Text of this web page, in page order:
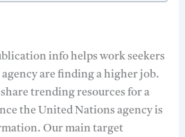
info helps work seekers
are finding a higher job.
trending resources for a
the United Nations agency is
Our main target